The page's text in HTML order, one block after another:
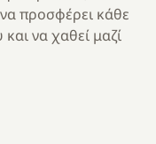
να προσφέρει κάθε
να χαθεί μαζί